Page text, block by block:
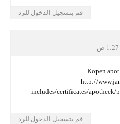
قم بتسجيل الدخول للرد
includes/certificates/
قم بتسجيل الدخول للرد